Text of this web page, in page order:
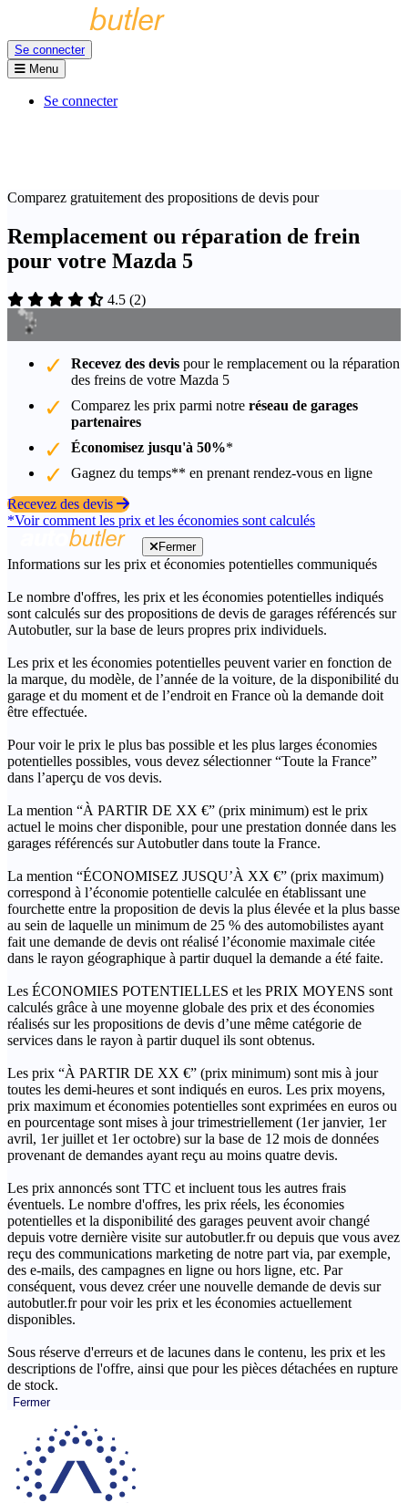
Se connecter
Menu
Se connecter
Comparez gratuitement des propositions de devis pour
Remplacement ou réparation de frein
pour votre Mazda 5
4.5 (2)
Recevez des devis pour le remplacement ou la réparation
des freins de votre Mazda 5
Comparez les prix parmi notre réseau de garages
partenaires
Économisez jusqu'à 50%*
Gagnez du temps** en prenant rendez-vous en ligne
Recevez des devis
*Voir comment les prix et les économies sont calculés
Fermer
Informations sur les prix et économies potentielles communiqués
Le nombre d'offres, les prix et les économies potentielles indiqués
sont calculés sur des propositions de devis de garages référencés sur
Autobutler, sur la base de leurs propres prix individuels.
Les prix et les économies potentielles peuvent varier en fonction de
la marque, du modèle, de l’année de la voiture, de la disponibilité du
garage et du moment et de l’endroit en France où la demande doit
être effectuée.
Pour voir le prix le plus bas possible et les plus larges économies
potentielles possibles, vous devez sélectionner “Toute la France”
dans l’aperçu de vos devis.
La mention “À PARTIR DE XX €” (prix minimum) est le prix
actuel le moins cher disponible, pour une prestation donnée dans les
garages référencés sur Autobutler dans toute la France.
La mention “ÉCONOMISEZ JUSQU’À XX €” (prix maximum)
correspond à l’économie potentielle calculée en établissant une
fourchette entre la proposition de devis la plus élevée et la plus basse
au sein de laquelle un minimum de 25 % des automobilistes ayant
fait une demande de devis ont réalisé l’économie maximale citée
dans le rayon géographique à partir duquel la demande a été faite.
Les ÉCONOMIES POTENTIELLES et les PRIX MOYENS sont
calculés grâce à une moyenne globale des prix et des économies
réalisés sur les propositions de devis d’une même catégorie de
services dans le rayon à partir duquel ils sont obtenus.
Les prix “À PARTIR DE XX €” (prix minimum) sont mis à jour
toutes les demi-heures et sont indiqués en euros. Les prix moyens,
prix maximum et économies potentielles sont exprimées en euros ou
en pourcentage sont mises à jour trimestriellement (1er janvier, 1er
avril, 1er juillet et 1er octobre) sur la base de 12 mois de données
provenant de demandes ayant reçu au moins quatre devis.
Les prix annoncés sont TTC et incluent tous les autres frais
éventuels. Le nombre d'offres, les prix réels, les économies
potentielles et la disponibilité des garages peuvent avoir changé
depuis votre dernière visite sur autobutler.fr ou depuis que vous avez
reçu des communications marketing de notre part via, par exemple,
des e-mails, des campagnes en ligne ou hors ligne, etc. Par
conséquent, vous devez créer une nouvelle demande de devis sur
autobutler.fr pour voir les prix et les économies actuellement
disponibles.
Sous réserve d'erreurs et de lacunes dans le contenu, les prix et les
descriptions de l'offre, ainsi que pour les pièces détachées en rupture
de stock.
Fermer